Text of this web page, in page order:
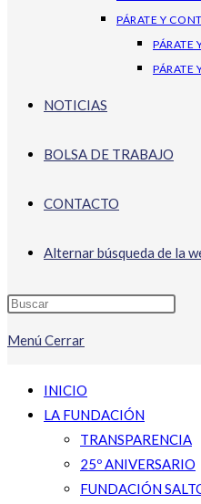
PÁRATE Y
PÁRATE
PÁRATE
NOTICIAS
BOLSA DE TRABAJO
CONTACTO
Alternar búsqueda de la
Menú Cerrar
INICIO
LA FUNDACIÓN
TRANSPARENCIA
25º ANIVERSARIO
FUNDACIÓN